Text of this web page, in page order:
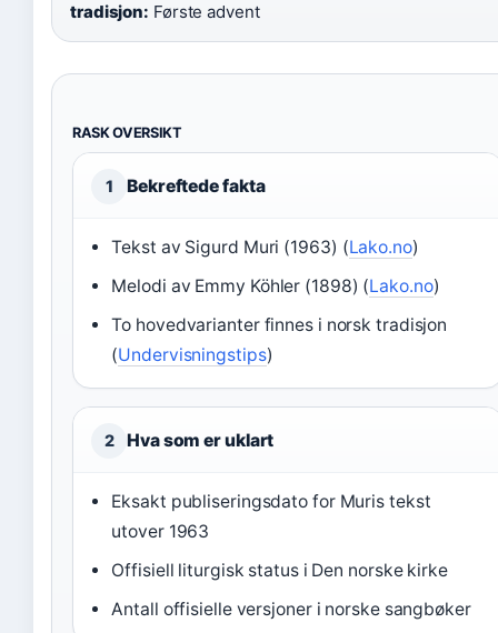
tradisjon: Første advent
RASK OVERSIKT
1 Bekreftede fakta
Tekst av Sigurd Muri (1963) (Lako.no)
Melodi av Emmy Köhler (1898) (Lako.no)
To hovedvarianter finnes i norsk tradisjon
(Undervisningstips)
2 Hva som er uklart
Eksakt publiseringsdato for Muris tekst
utover 1963
Offisiell liturgisk status i Den norske kirke
Antall offisielle versjoner i norske sangbøker